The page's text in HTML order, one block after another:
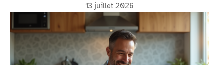
13 juillet 2026